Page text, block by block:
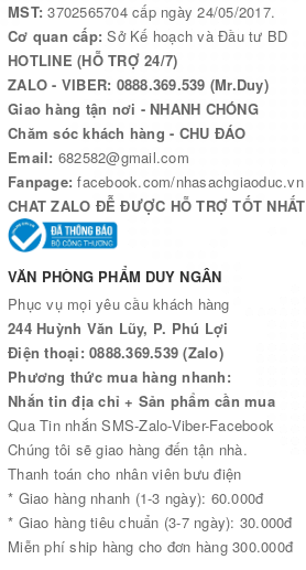
MST:3702565704 cấp ngày 24/05/2017.
Cơ quan cấp:Sở Kế hoạch và Đầu tư BD
HOTLINE (HỖ TRỢ 24/7)
ZALO - VIBER: 0888.369.539 (Mr.Duy)
Giao hàng tận nơi - NHANH CHÓNG
Chăm sóc khách hàng - CHU ĐÁO
Email: 682582@gmail.com
Fanpage:facebook.com/nhasachgiaoduc.vn
CHAT ZALO ĐỄ ĐƯỢC HỖ TRỢ TỐT NHẤT
VĂN PHÒNG PHẨM DUY NGÂN
Phục vụ mọi yêu cầu khách hàng
244 Huỳnh Văn Lũy, P. Phú Lợi
Điện thoại: 0888.369.539 (Zalo)
Phương thức mua hàng nhanh:
Nhắn tin địa chỉ + Sản phẩm cần mua
Qua Tin nhắn SMS-Zalo-Viber-Facebook
Chúng tôi sẽ giao hàng đến tận nhà.
Thanh toán cho nhân viên bưu điện
* Giao hàng nhanh (1-3 ngày): 60.000đ
* Giao hàng tiêu chuẩn (3-7 ngày): 30.000đ
Miễn phí ship hàng cho đơn hàng 300.000đ